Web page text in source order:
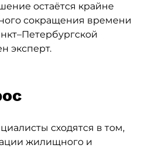
остаётся крайне
сокращения времени
эксперт.
сходятся в том,
жилищного и